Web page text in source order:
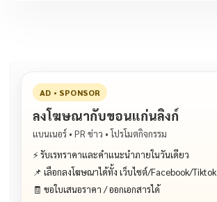
AD • SPONSOR
ลงโฆษณากับขอนแก่นลิงก์
แบนเนอร์ • PR ข่าว • โปรโมตกิจกรรม
⚡ รับเรทราคาและคำแนะนำภายในวันเดียว
📌 เลือกลงโฆษณาได้ทั้ง เว็บไซต์/Facebook/Tiktok
🧾 ขอใบเสนอราคา / ออกเอกสารได้